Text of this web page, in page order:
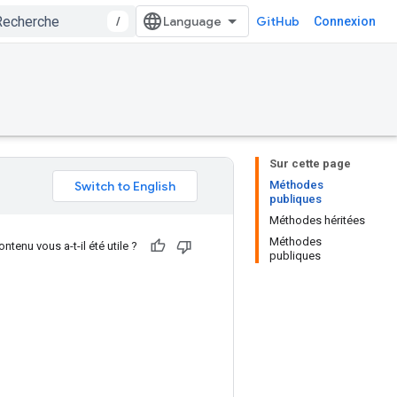
/ GitHub Connexion
Sur cette page
Méthodes
publiques
Méthodes héritées
Méthodes
publiques
vous a-t-il été utile ?